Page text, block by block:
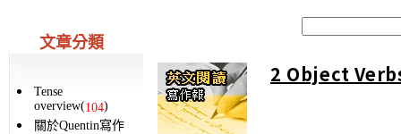
文章分類
Tense
overview(104)
關於Quentin寫作
2 Object